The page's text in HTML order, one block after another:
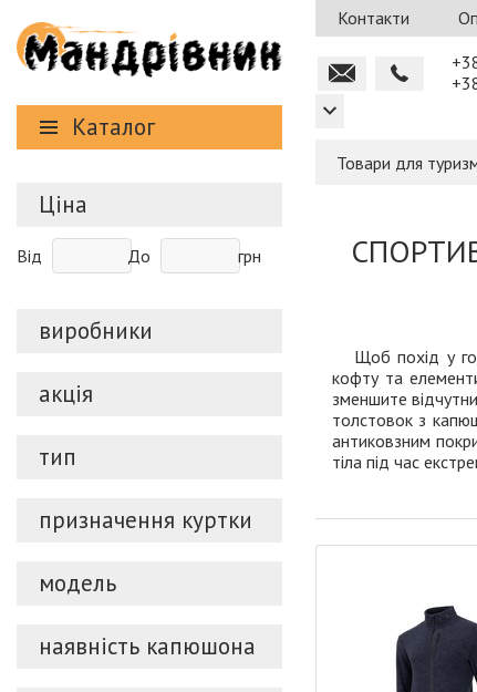
Каталог
Ціна
Від До грн
виробники
акція
тип
призначення куртки
модель
наявність капюшона
Контакти
Товари для
Щоб похід у
кофту та
зменшите
толстовок з
антиковзним
тіла під час